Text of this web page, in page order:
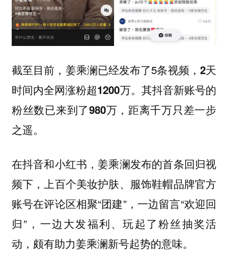
截至目前，姜乘澜已经发布了5条视频， 2天
时间内全网涨粉超1200万。 其抖音新账号的
粉丝数已来到了980万，距离千万只差一步
之遥。
在抖音和小红书，姜乘澜发布的首条回归视
频下，上百个美妆护肤、服饰鞋帽品牌官方
账号在评论区相聚“团建”，一边留言“欢迎回
归”，一边大发福利、玩起了粉丝抽奖活
动，颇有助力姜乘澜新号起势的意味。